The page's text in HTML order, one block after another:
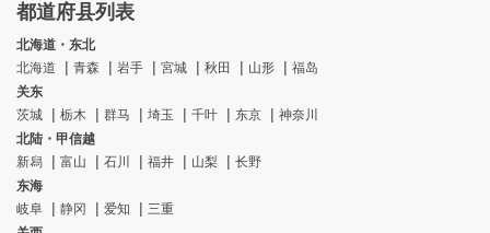
都道府县列表
北海道・东北
北海道
青森 岩手 宮城 秋田 山形
福岛
关东
茨城
栃木 群马 埼玉 千叶 东京
神奈川
北陆・甲信越
新舄
富山 石川 福井 山梨
长野
东海
岐阜
静冈 爱知
三重